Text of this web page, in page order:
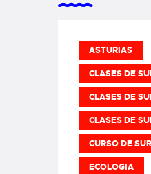
ASTURIAS
CLASES DE
CLASES DE
CLASES DE
CURSO DE
ECOLOGIA